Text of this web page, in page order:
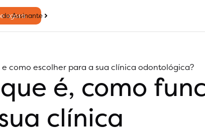
agora
do Assinante
como escolher para a sua clínica odontológica?
é, como
clínica